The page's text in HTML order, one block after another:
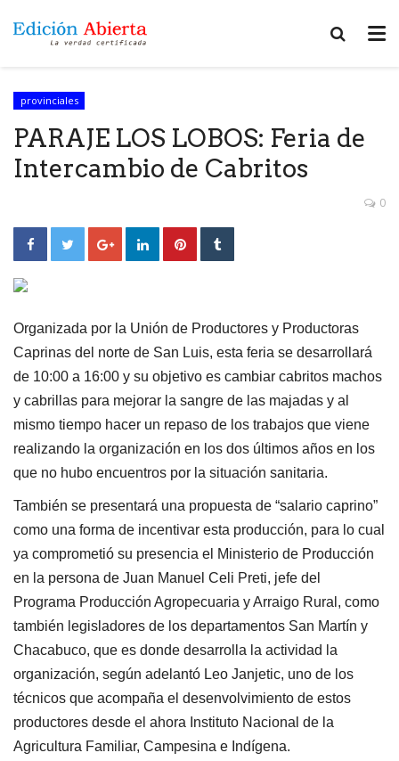
provinciales
PARAJE LOS LOBOS: Feria de
Intercambio de Cabritos
0
Organizada por la Unión de Productores y Productoras
Caprinas del norte de San Luis, esta feria se desarrollará
de 10:00 a 16:00 y su objetivo es cambiar cabritos machos
y cabrillas para mejorar la sangre de las majadas y al
mismo tiempo hacer un repaso de los trabajos que viene
realizando la organización en los dos últimos años en los
que no hubo encuentros por la situación sanitaria.
También se presentará una propuesta de “salario caprino”
como una forma de incentivar esta producción, para lo cual
ya comprometió su presencia el Ministerio de Producción
en la persona de Juan Manuel Celi Preti, jefe del
Programa Producción Agropecuaria y Arraigo Rural, como
también legisladores de los departamentos San Martín y
Chacabuco, que es donde desarrolla la actividad la
organización, según adelantó Leo Janjetic, uno de los
técnicos que acompaña el desenvolvimiento de estos
productores desde el ahora Instituto Nacional de la
Agricultura Familiar, Campesina e Indígena.